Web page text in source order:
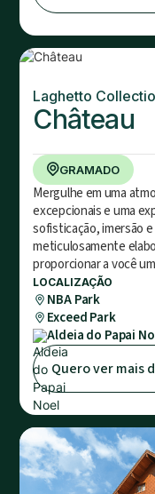
Laghetto
Château
GRAMADO
Mergulhe em uma
excepcionais e uma
sofisticação, imersão
meticulosamente
proporcionar a você
LOCALIZAÇÃO
NBA Park
Exceed Park
Aldeia do Papai
Quero ver mais